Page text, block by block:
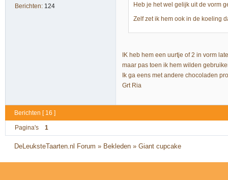
Berichten: 124
Heb je het wel gelijk uit de vorm
Zelf zet ik hem ook in de koeling
IK heb hem een uurtje of 2 in vorm
maar pas toen ik hem wilden
Ik ga eens met andere chocoladen
Grt Ria
Berichten [ 16 ]
Pagina's 1
DeLeuksteTaarten.nl Forum » Bekleden »Giant cupcake